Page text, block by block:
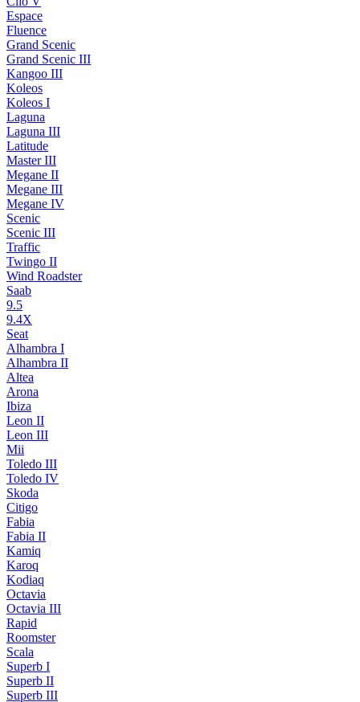
Espace
Fluence
Grand Scenic
Grand Scenic III
Kangoo III
Koleos
Koleos I
Laguna
Laguna III
Latitude
Master III
Megane II
Megane III
Megane IV
Scenic
Scenic III
Traffic
Twingo II
Wind Roadster
Saab
9.5
9.4X
Seat
Alhambra I
Alhambra II
Altea
Arona
Ibiza
Leon II
Leon III
Mii
Toledo III
Toledo IV
Skoda
Citigo
Fabia
Fabia II
Kamiq
Karoq
Kodiaq
Octavia
Octavia III
Rapid
Roomster
Scala
Superb I
Superb II
Superb III